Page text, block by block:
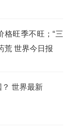
格旺季不旺；“三
荒 世界今日报
世界最新